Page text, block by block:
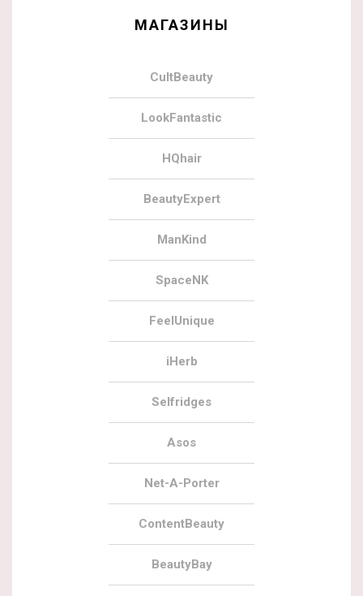
МАГАЗИНЫ
CultBeauty
LookFantastic
HQhair
BeautyExpert
ManKind
SpaceNK
FeelUnique
iHerb
Selfridges
Asos
Net-A-Porter
ContentBeauty
BeautyBay